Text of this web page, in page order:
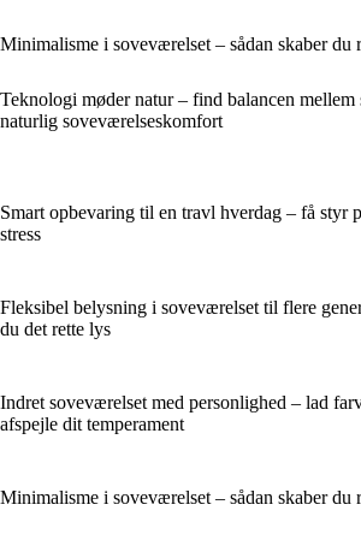
Minimalisme i soveværelset – sådan skaber du
Teknologi møder natur – find balancen
naturlig soveværelseskomfort
Smart opbevaring til en travl hverdag – få styr
stress
Fleksibel belysning i soveværelset til flere
du det rette lys
Indret soveværelset med personlighed – lad
afspejle dit temperament
Minimalisme i soveværelset – sådan skaber du